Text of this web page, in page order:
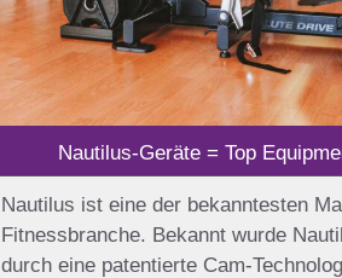
Nautilus-Geräte = Top
Nautilus ist eine der bekanntesten
Fitnessbranche. Bekannt wurde
durch eine patentierte Cam-